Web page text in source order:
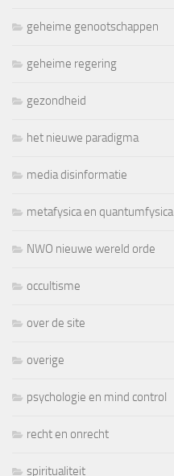
geheime genootschappen
geheime regering
gezondheid
het nieuwe paradigma
media disinformatie
metafysica en quantumfysica
NWO nieuwe wereld orde
occultisme
over de site
overige
psychologie en mind control
recht en onrecht
spiritualiteit